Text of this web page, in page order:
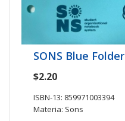
SONS Blue Folder
$2.20
ISBN-13: 859971003394
Materia: Sons